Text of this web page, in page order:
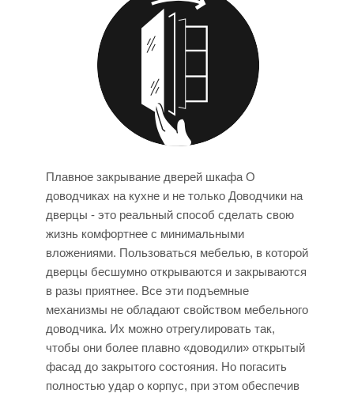
Плавное закрывание дверей шкафа О
доводчиках на кухне и не только Доводчики на
дверцы - это реальный способ сделать свою
жизнь комфортнее с минимальными
вложениями. Пользоваться мебелью, в которой
дверцы бесшумно открываются и закрываются
в разы приятнее. Все эти подъемные
механизмы не обладают свойством мебельного
доводчика. Их можно отрегулировать так,
чтобы они более плавно «доводили» открытый
фасад до закрытого состояния. Но погасить
полностью удар о корпус, при этом обеспечив